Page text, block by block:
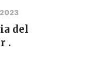
del
.